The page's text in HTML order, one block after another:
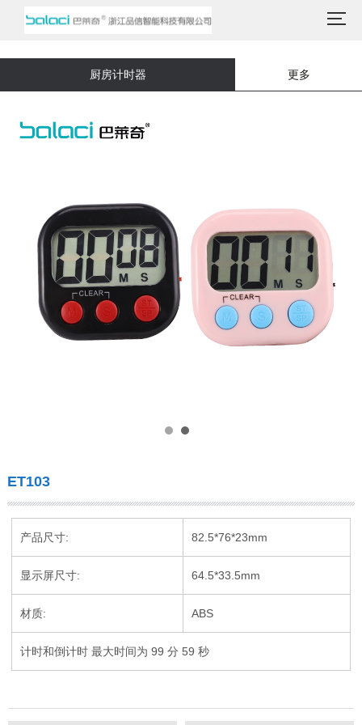
厨房计时器 更多
ET103
产品尺寸: 82.5*76*23mm
显示屏尺寸: 64.5*33.5mm
材质: ABS
计时和倒计时 最大时间为 99 分 59 秒